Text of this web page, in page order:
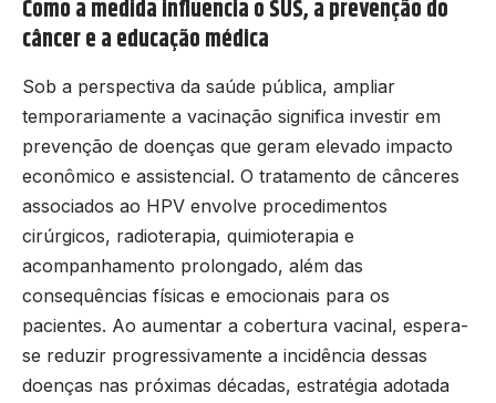
Como a medida influencia o SUS, a prevenção do
câncer e a educação médica
Sob a perspectiva da saúde pública, ampliar
temporariamente a vacinação significa investir em
prevenção de doenças que geram elevado impacto
econômico e assistencial. O tratamento de cânceres
associados ao HPV envolve procedimentos
cirúrgicos, radioterapia, quimioterapia e
acompanhamento prolongado, além das
consequências físicas e emocionais para os
pacientes. Ao aumentar a cobertura vacinal, espera-
se reduzir progressivamente a incidência dessas
doenças nas próximas décadas, estratégia adotada